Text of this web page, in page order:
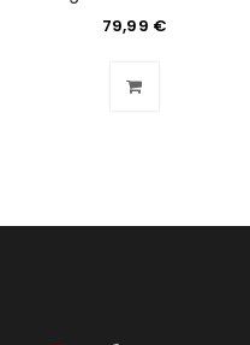
Benutzername oder E-
79,99 €